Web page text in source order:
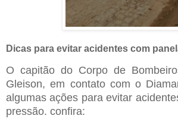
Dicas para evitar acidentes com
O capitão do Corpo de
Gleison, em contato com o
algumas ações para evitar
pressão. confira: